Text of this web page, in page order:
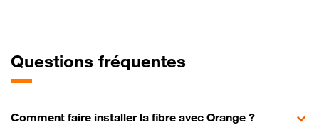
Questions fréquentes
Comment faire installer la fibre avec Orange ?